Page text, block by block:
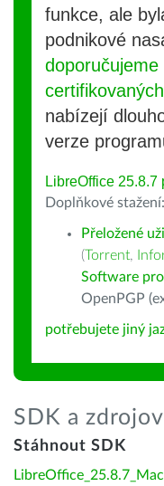
funkce, ale
podnikové
doporučujeme
nabízejí
verze
LibreOffice
Doplňkové stažení:
Přeložené
(Torrent,
Software
OpenPGP
potřebujete jiný
SDK a
Stáhnout SDK